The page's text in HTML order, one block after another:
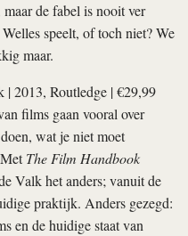
de fabel is nooit ver
speelt, of toch niet? We
maar.
| 2013, Routledge | €29,99
films gaan vooral over
wat je niet moet
The Film Handbook
Valk het anders; vanuit de
praktijk. Anders gezegd:
en de huidige staat van